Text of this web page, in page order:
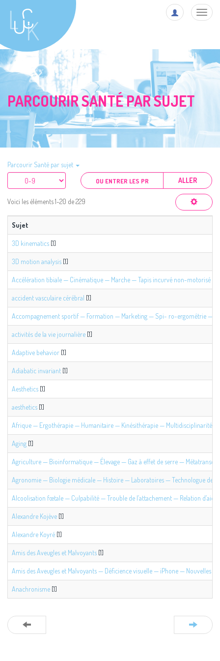
PARCOURIR SANTÉ PAR SUJET
Parcourir Santé par sujet
ALLER
Voici les éléments 1-20 de 229
Sujet
3D kinematics [1]
3D motion analysis [1]
Accélération tibiale — Cinématique — Marche — Tapis incurvé non-motorisé —
accident vasculaire cérébral [1]
Accompagnement sportif — Formation — Marketing — Spi- ro-ergométrie —
activités de la vie journalière [1]
Adaptive behavior [1]
Adiabatic invariant [1]
Aesthetics [1]
aesthetics [1]
Afrique — Ergothérapie — Humanitaire — Kinésithérapie — Multidisciplinarité
Aging [1]
Agriculture — Bioinformatique — Élevage — Gaz à effet de serre —
Agronomie — Biologie médicale — Histoire — Laboratoires — Technologue de
Alcoolisation fœtale — Culpabilité — Trouble de l’attachement — Relation d’aide
Alexandre Kojève [1]
Alexandre Koyré [1]
Amis des Aveugles et Malvoyants [1]
Amis des Aveugles et Malvoyants — Déficience visuelle — iPhone — Nouvelles
Anachronisme [1]